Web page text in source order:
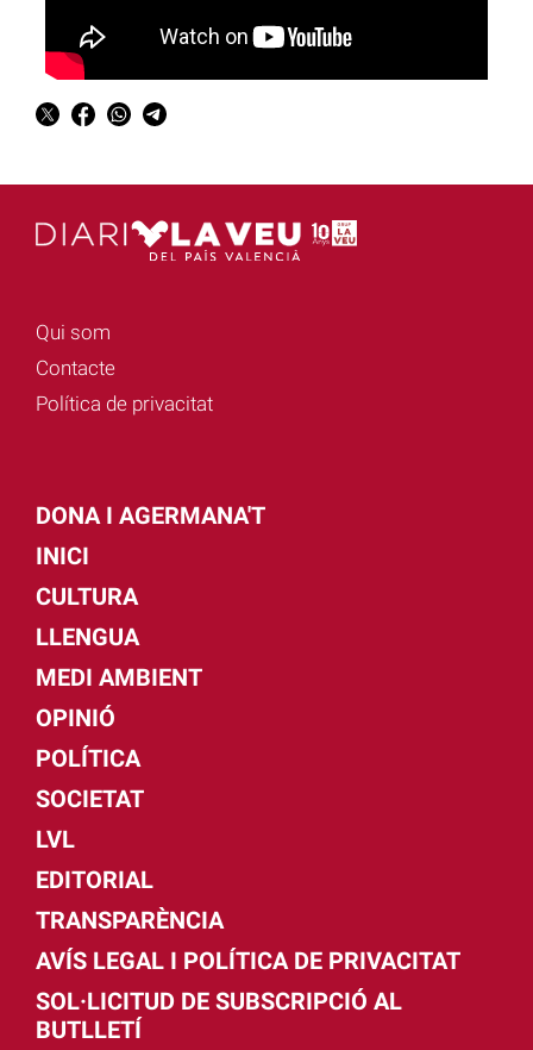
Qui som
Contacte
Política de privacitat
DONA I AGERMANA'T
INICI
CULTURA
LLENGUA
MEDI AMBIENT
OPINIÓ
POLÍTICA
SOCIETAT
LVL
EDITORIAL
TRANSPARÈNCIA
AVÍS LEGAL I POLÍTICA DE PRIVACITAT
SOL·LICITUD DE SUBSCRIPCIÓ AL
BUTLLETÍ